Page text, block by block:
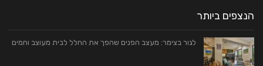
הנצפים ביותר
לגור בצימר: מעצב הפנים שהפך את החלל לבית מעוצב וחמים